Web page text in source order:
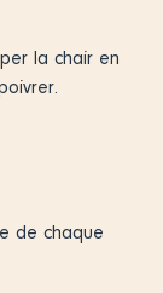
la chair en
de chaque